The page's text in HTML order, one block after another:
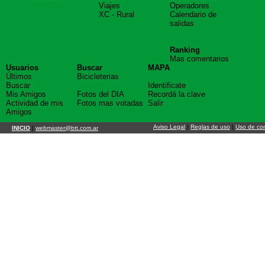
Viajes
XC - Rural
Operadores
Calendario de
salidas
Ranking
Mas comentarios
Usuarios
Últimos
Buscar
Mis Amigos
Actividad de mis
Amigos
Buscar
Bicicleterias
Fotos del DIA
Fotos mas votadas
MAPA
Identificate
Recordá la clave
Salir
INICIO | webmaster@btt.com.ar Aviso Legal | Reglas de uso | Uso de